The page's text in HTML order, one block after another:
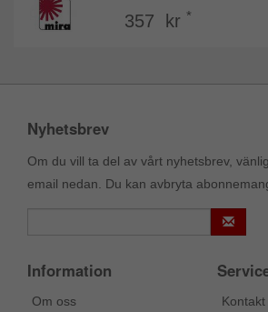
357 kr *
Nyhetsbrev
Om du vill ta del av vårt nyhetsbrev,
email nedan. Du kan avbryta
Information
Om oss
Kontakt